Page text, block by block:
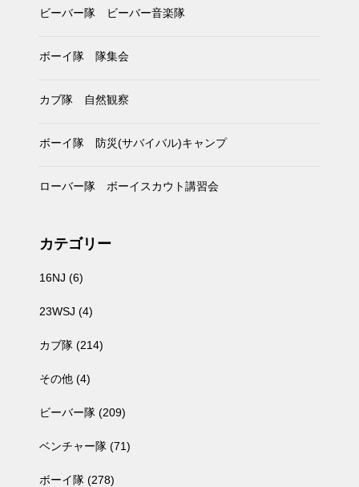
ビーバー隊 ビーバー音楽隊
ボーイ隊 隊集会
カブ隊 自然観察
ボーイ隊 防災(サバイバル)キャンプ
ローバー隊 ボーイスカウト講習会
カテゴリー
16NJ (6)
23WSJ (4)
カブ隊 (214)
その他 (4)
ビーバー隊 (209)
ベンチャー隊 (71)
ボーイ隊 (278)